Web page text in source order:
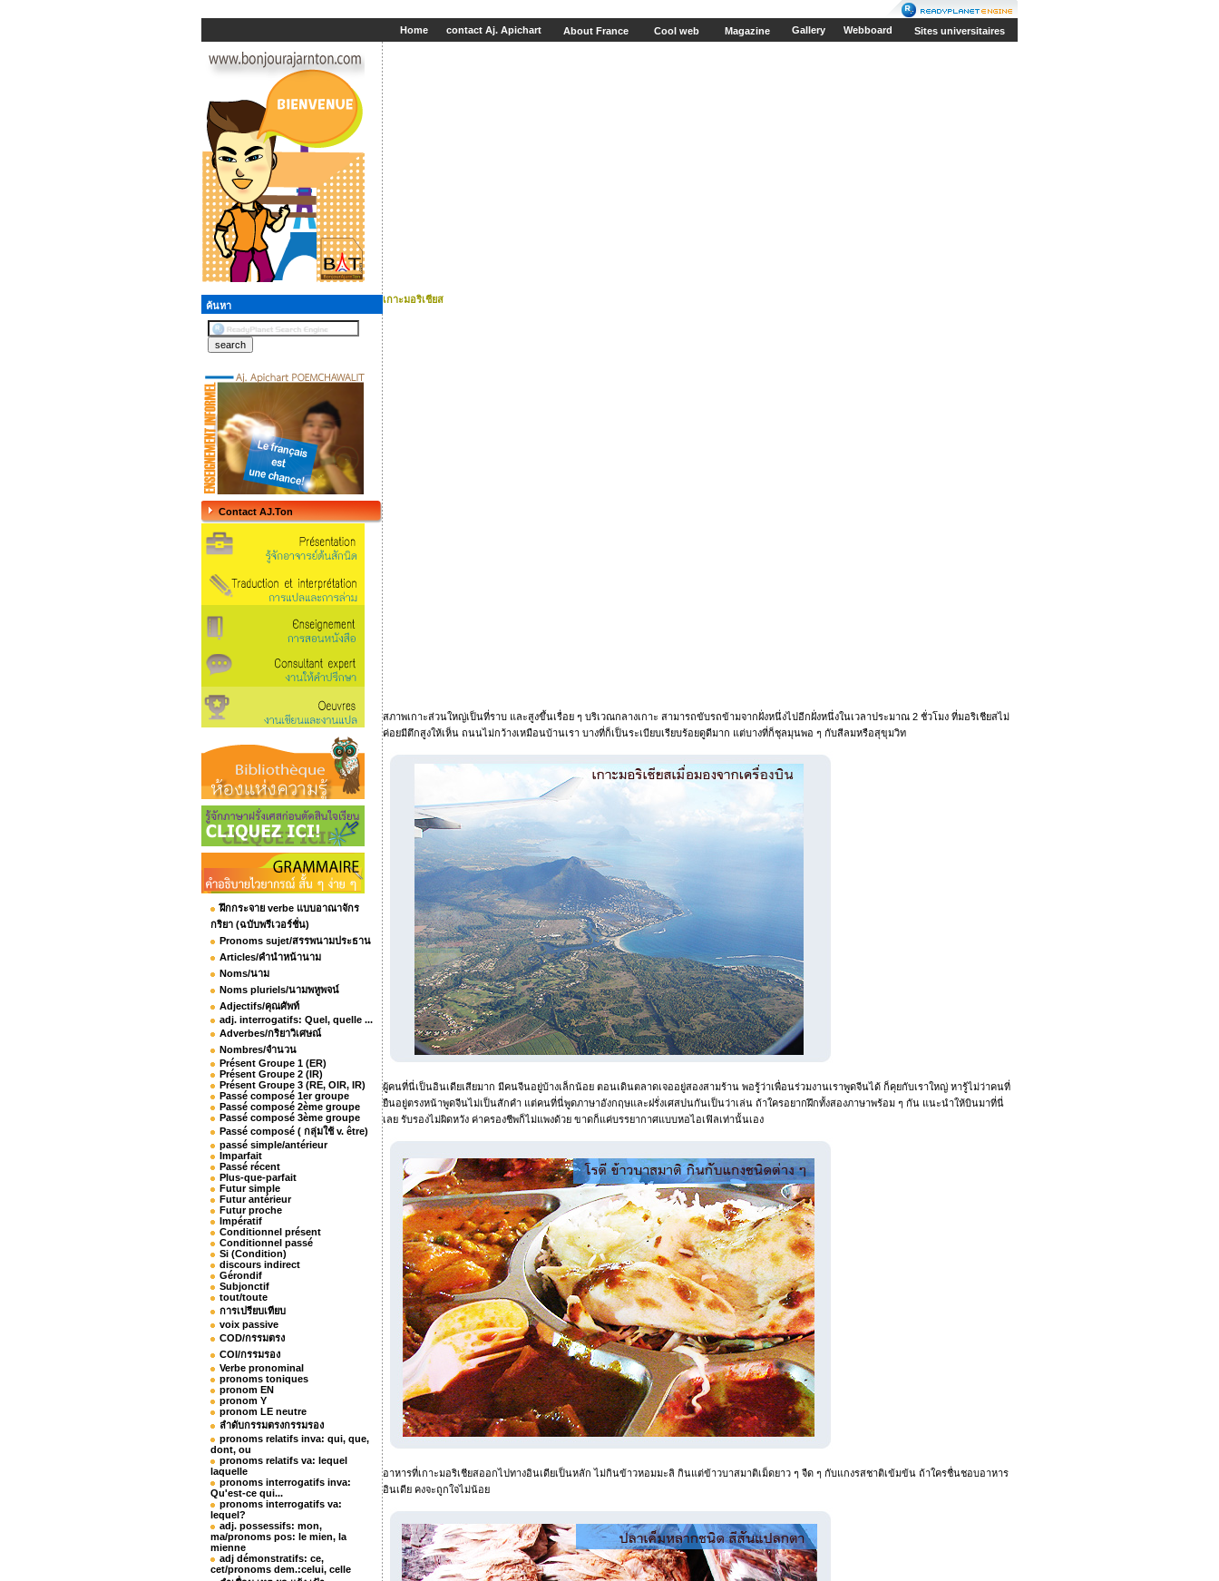
Home contact Aj. Apichart About France Cool web Magazine Gallery Webboard Sites universitaires
ค้นหา
Contact AJ.Ton
ฝึกกระจาย verbe แบบอาณาจักร
กริยา (ฉบับพรีเวอร์ชั่น)
Pronoms sujet/สรรพนามประธาน
Articles/คำนำหน้านาม
Noms/นาม
Noms pluriels/นามพหูพจน์
Adjectifs/คุณศัพท์
adj. interrogatifs: Quel, quelle ...
Adverbes/กริยาวิเศษณ์
Nombres/จำนวน
Présent Groupe 1 (ER)
Présent Groupe 2 (IR)
Présent Groupe 3 (RE, OIR, IR)
Passé composé 1er groupe
Passé composé 2ème groupe
Passé composé 3ème groupe
Passé composé ( กลุ่มใช้ v. être)
passé simple/antérieur
Imparfait
Passé récent
Plus-que-parfait
Futur simple
Futur antérieur
Futur proche
Impératif
Conditionnel présent
Conditionnel passé
Si (Condition)
discours indirect
Gérondif
Subjonctif
tout/toute
การเปรียบเทียบ
voix passive
COD/กรรมตรง
COI/กรรมรอง
Verbe pronominal
pronoms toniques
pronom EN
pronom Y
pronom LE neutre
ลำดับกรรมตรงกรรมรอง
pronoms relatifs inva: qui, que,
dont, ou
pronoms relatifs va: lequel
laquelle
pronoms interrogatifs inva:
Qu'est-ce qui...
pronoms interrogatifs va:
lequel?
adj. possessifs: mon,
ma/pronoms pos: le mien, la
mienne
adj démonstratifs: ce,
cet/pronoms dem.:celui, celle
เกาะมอริเชียส
สภาพเกาะส่วนใหญ่เป็นที่ราบ และสูงขึ้นเรื่อย ๆ บริเวณกลางเกาะ สามารถขับรถข้ามจากฝั่งหนึ่งไปอีกฝั่งหนึ่งในเวลาประมาณ 2 ชั่วโมง ที่มอริเชียสไม่
ค่อยมีตึกสูงให้เห็น ถนนไม่กว้างเหมือนบ้านเรา บางที่ก็เป็นระเบียบเรียบร้อยดูดีมาก แต่บางที่ก็ชุลมุนพอ ๆ กับสีลมหรือสุขุมวิท
ผู้คนที่นี่เป็นอินเดียเสียมาก มีคนจีนอยู่บ้างเล็กน้อย ตอนเดินตลาดเจออยู่สองสามร้าน พอรู้ว่าเพื่อนร่วมงานเราพูดจีนได้ ก็คุยกับเราใหญ่ หารู้ไม่ว่าคนที่
ยืนอยู่ตรงหน้าพูดจีนไม่เป็นสักคำ แต่คนที่นี่พูดภาษาอังกฤษและฝรั่งเศสปนกันเป็นว่าเล่น ถ้าใครอยากฝึกทั้งสองภาษาพร้อม ๆ กัน แนะนำให้บินมาที่นี่
เลย รับรองไม่ผิดหวัง ค่าครองชีพก็ไม่แพงด้วย ขาดก็แค่บรรยากาศแบบหอไอเฟิลเท่านั้นเอง
อาหารที่เกาะมอริเชียสออกไปทางอินเดียเป็นหลัก ไม่กินข้าวหอมมะลิ กินแต่ข้าวบาสมาติเม็ดยาว ๆ จืด ๆ กับแกงรสชาติเข้มข้น ถ้าใครชื่นชอบอาหาร
อินเดีย คงจะถูกใจไม่น้อย